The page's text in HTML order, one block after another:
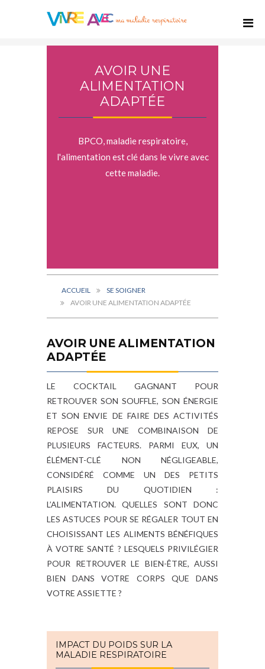
AVOIR UNE
ALIMENTATION
ADAPTÉE
BPCO, maladie respiratoire,
l'alimentation est clé dans le vivre avec
cette maladie.
ACCUEIL
SE SOIGNER
AVOIR UNE ALIMENTATION ADAPTÉE
AVOIR UNE ALIMENTATION
ADAPTÉE
LE COCKTAIL GAGNANT POUR
RETROUVER SON SOUFFLE, SON ÉNERGIE
ET SON ENVIE DE FAIRE DES ACTIVITÉS
REPOSE SUR UNE COMBINAISON DE
PLUSIEURS FACTEURS. PARMI EUX, UN
ÉLÉMENT-CLÉ NON NÉGLIGEABLE,
CONSIDÉRÉ COMME UN DES PETITS
PLAISIRS DU QUOTIDIEN :
L’ALIMENTATION. QUELLES SONT DONC
LES ASTUCES POUR SE RÉGALER TOUT EN
CHOISISSANT LES ALIMENTS BÉNÉFIQUES
À VOTRE SANTÉ ? LESQUELS PRIVILÉGIER
POUR RETROUVER LE BIEN-ÊTRE, AUSSI
BIEN DANS VOTRE CORPS QUE DANS
VOTRE ASSIETTE ?
IMPACT DU POIDS SUR LA
MALADIE RESPIRATOIRE